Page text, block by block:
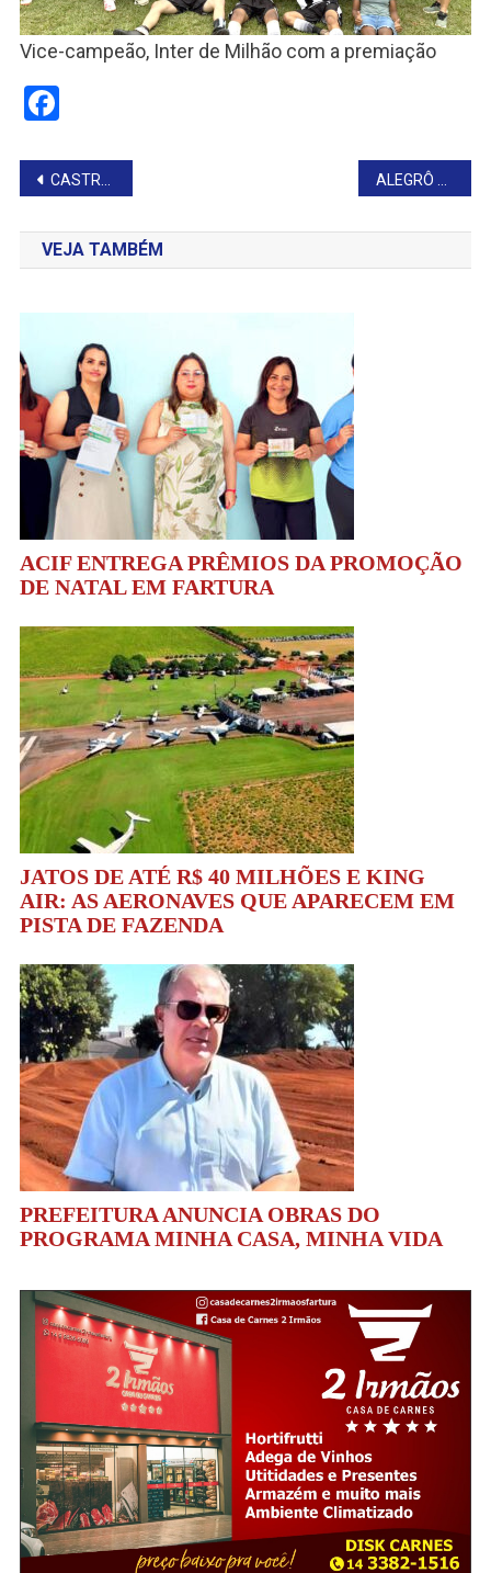
Vice-campeão, Inter de Milhão com a premiação
Facebook
Navegação
de
Post
CASTRAMÓVEL REALIZA PROCEDIMENTOS EM TIMBURI
VEJA TAMBÉM
ACIF ENTREGA PRÊMIOS DA PROMOÇÃO
DE NATAL EM FARTURA
JATOS DE ATÉ R$ 40 MILHÕES E KING
AIR: AS AERONAVES QUE APARECEM EM
PISTA DE FAZENDA
PREFEITURA ANUNCIA OBRAS DO
PROGRAMA MINHA CASA, MINHA VIDA